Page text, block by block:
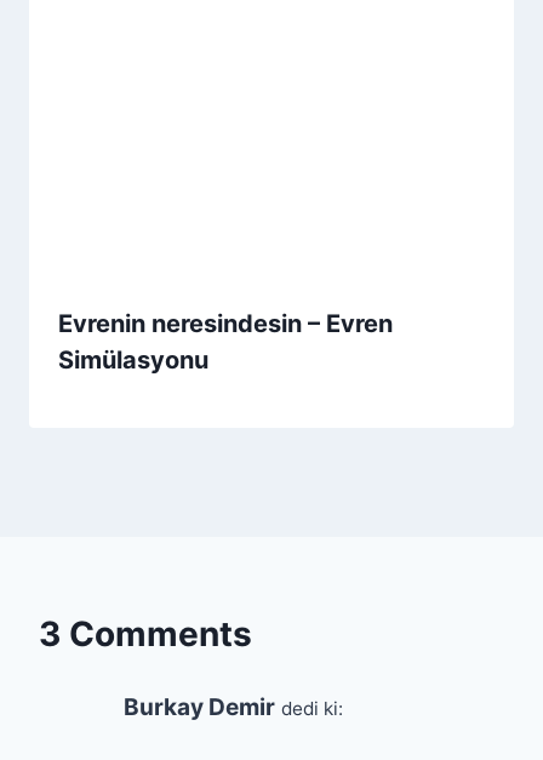
Evrenin neresindesin – Evren
Simülasyonu
3 Comments
Burkay Demir dedi ki: